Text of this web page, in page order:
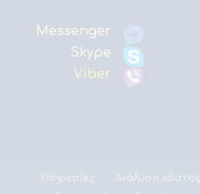
Messenger
Skype
Viber
Υπηρεσίες Ανάλυση κόστος